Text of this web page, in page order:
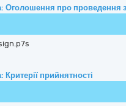
Оголошення про проведення
прийнятності